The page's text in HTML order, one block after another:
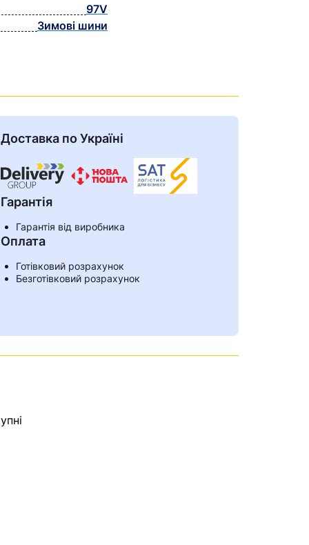
97V
Зимові шини
Доставка по Україні
Гарантія
Гарантія від виробника
Оплата
Готівковий розрахунок
Безготівковий розрахунок